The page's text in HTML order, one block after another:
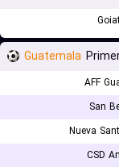
Guatemala
AFF
San
Nueva
CSD